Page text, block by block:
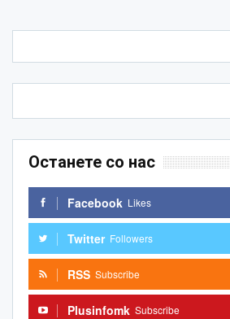
Останете со нас
Facebook Likes
Twitter Followers
RSS Subscribe
Plusinfomk Subscribe